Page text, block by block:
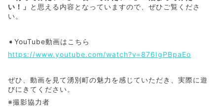
い！」 と思える内容となっていますので、ぜひご覧くださ
い。
➧YouTube動画はこちら
https://www.youtube.com/watch?v=876IgPBpaEo
ぜひ、動画を見て湧別町の魅力を感じていただき、実際に遊
びにきてください。
※撮影協力者